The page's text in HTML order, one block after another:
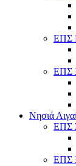
ΕΠΣ
ΕΠΣ
Νησιά
ΕΠΣ
ΕΠΣ